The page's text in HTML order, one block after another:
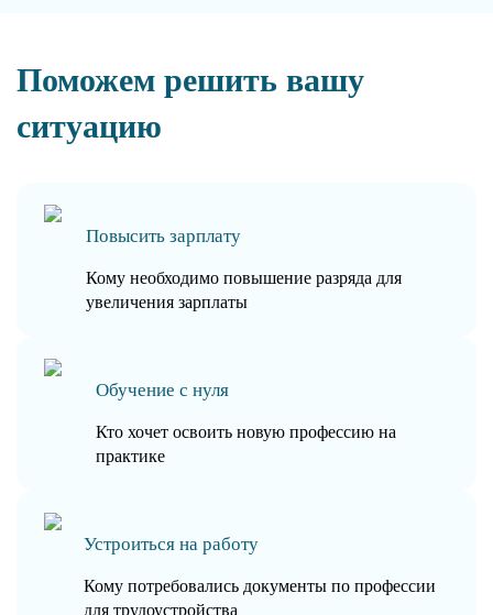
Поможем решить вашу
ситуацию
Повысить зарплату
Кому необходимо повышение разряда для
увеличения зарплаты
Обучение с нуля
Кто хочет освоить новую профессию на
практике
Устроиться на работу
Кому потребовались документы по профессии
для трудоустройства